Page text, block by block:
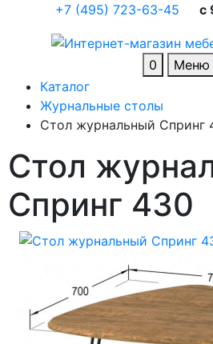
+7 (495) 723-63-45 c
0
Меню
Каталог
Журнальные столы
Стол журнальный Спринг
Стол
Спринг 430